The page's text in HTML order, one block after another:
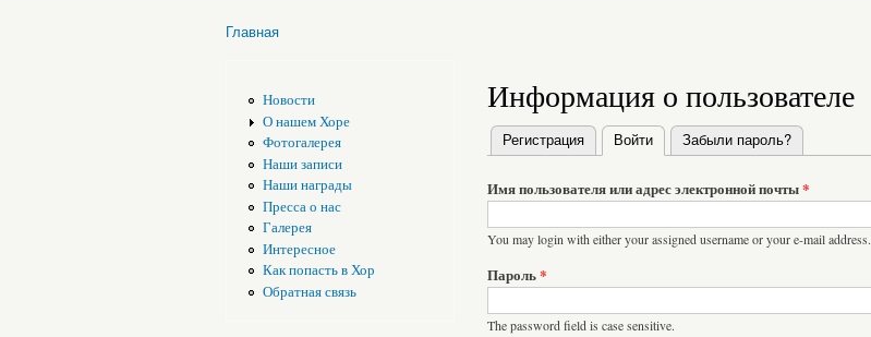
Главная
Новости
О нашем Хоре
Фотогалерея
Наши записи
Наши награды
Пресса о нас
Галерея
Интересное
Как попасть в Хор
Обратная связь
Информация о пользователе
Главные вкладки
Регистрация Войти (активная вкладка)
Забыли пароль?
Имя пользователя или адрес электронной почты*
You may login with either your assigned username or your e-mail address.
Пароль*
The password field is case sensitive.